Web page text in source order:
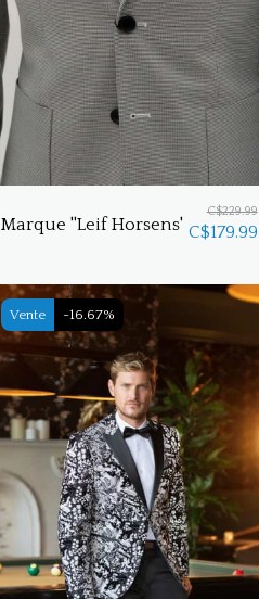
Marque ''Leif Horsens'
C$229.99
C$179.99
Vente -16.67%